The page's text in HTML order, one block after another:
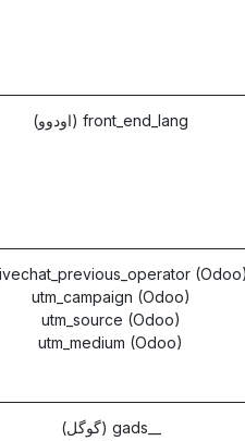
front_end_lang (اودوو)
(Odoo)
utm_campaign (Odoo)
utm_source (Odoo)
utm_medium (Odoo)